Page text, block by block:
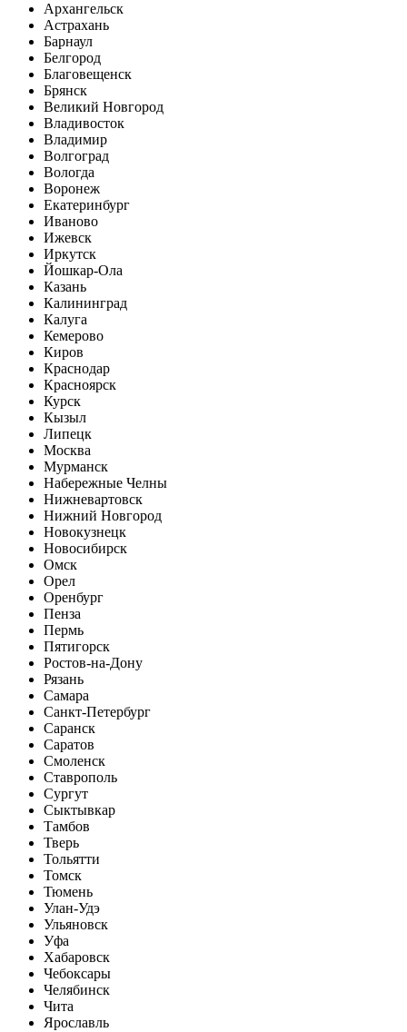
Архангельск
Астрахань
Барнаул
Белгород
Благовещенск
Брянск
Великий Новгород
Владивосток
Владимир
Волгоград
Вологда
Воронеж
Екатеринбург
Иваново
Ижевск
Иркутск
Йошкар-Ола
Казань
Калининград
Калуга
Кемерово
Киров
Краснодар
Красноярск
Курск
Кызыл
Липецк
Москва
Мурманск
Набережные Челны
Нижневартовск
Нижний Новгород
Новокузнецк
Новосибирск
Омск
Орел
Оренбург
Пенза
Пермь
Пятигорск
Ростов-на-Дону
Рязань
Самара
Санкт-Петербург
Саранск
Саратов
Смоленск
Ставрополь
Сургут
Сыктывкар
Тамбов
Тверь
Тольятти
Томск
Тюмень
Улан-Удэ
Ульяновск
Уфа
Хабаровск
Чебоксары
Челябинск
Чита
Ярославль